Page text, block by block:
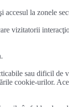
la zonele
vizitatorii
sau dificil de
cookie-urilor.